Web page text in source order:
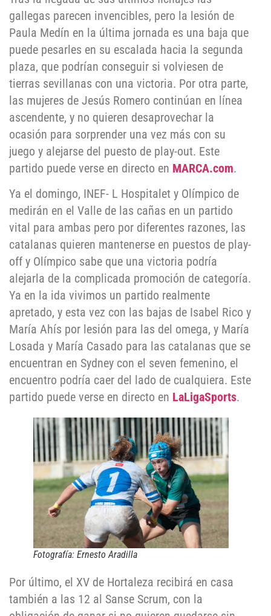
gallegas parecen invencibles, pero la lesión de
Paula Medín en la última jornada es una baja que
puede pesarles en su escalada hacia la segunda
plaza, que podrían conseguir si volviesen de
tierras sevillanas con una victoria. Por otra parte,
las mujeres de Jesús Romero continúan en línea
ascendente, y no quieren desaprovechar la
ocasión para sorprender una vez más con su
juego y alejarse del puesto de play-out. Este
partido puede verse en directo en MARCA.com.
Ya el domingo, INEF- L Hospitalet y Olímpico de
medirán en el Valle de las cañas en un partido
vital para ambas pero por diferentes razones, las
catalanas quieren mantenerse en puestos de play-
off y Olímpico sabe que una victoria podría
alejarla de la complicada promoción de categoría.
Ya en la ida vivimos un partido realmente
apretado, y esta vez con las bajas de Isabel Rico y
María Ahís por lesión para las del omega, y María
Losada y María Casado para las catalanas que se
encuentran en Sydney con el seven femenino, el
encuentro podría caer del lado de cualquiera. Este
partido puede verse en directo en LaLigaSports.
Fotografía: Ernesto Aradilla
Por último, el XV de Hortaleza recibirá en casa
también a las 12 al Sanse Scrum, con la